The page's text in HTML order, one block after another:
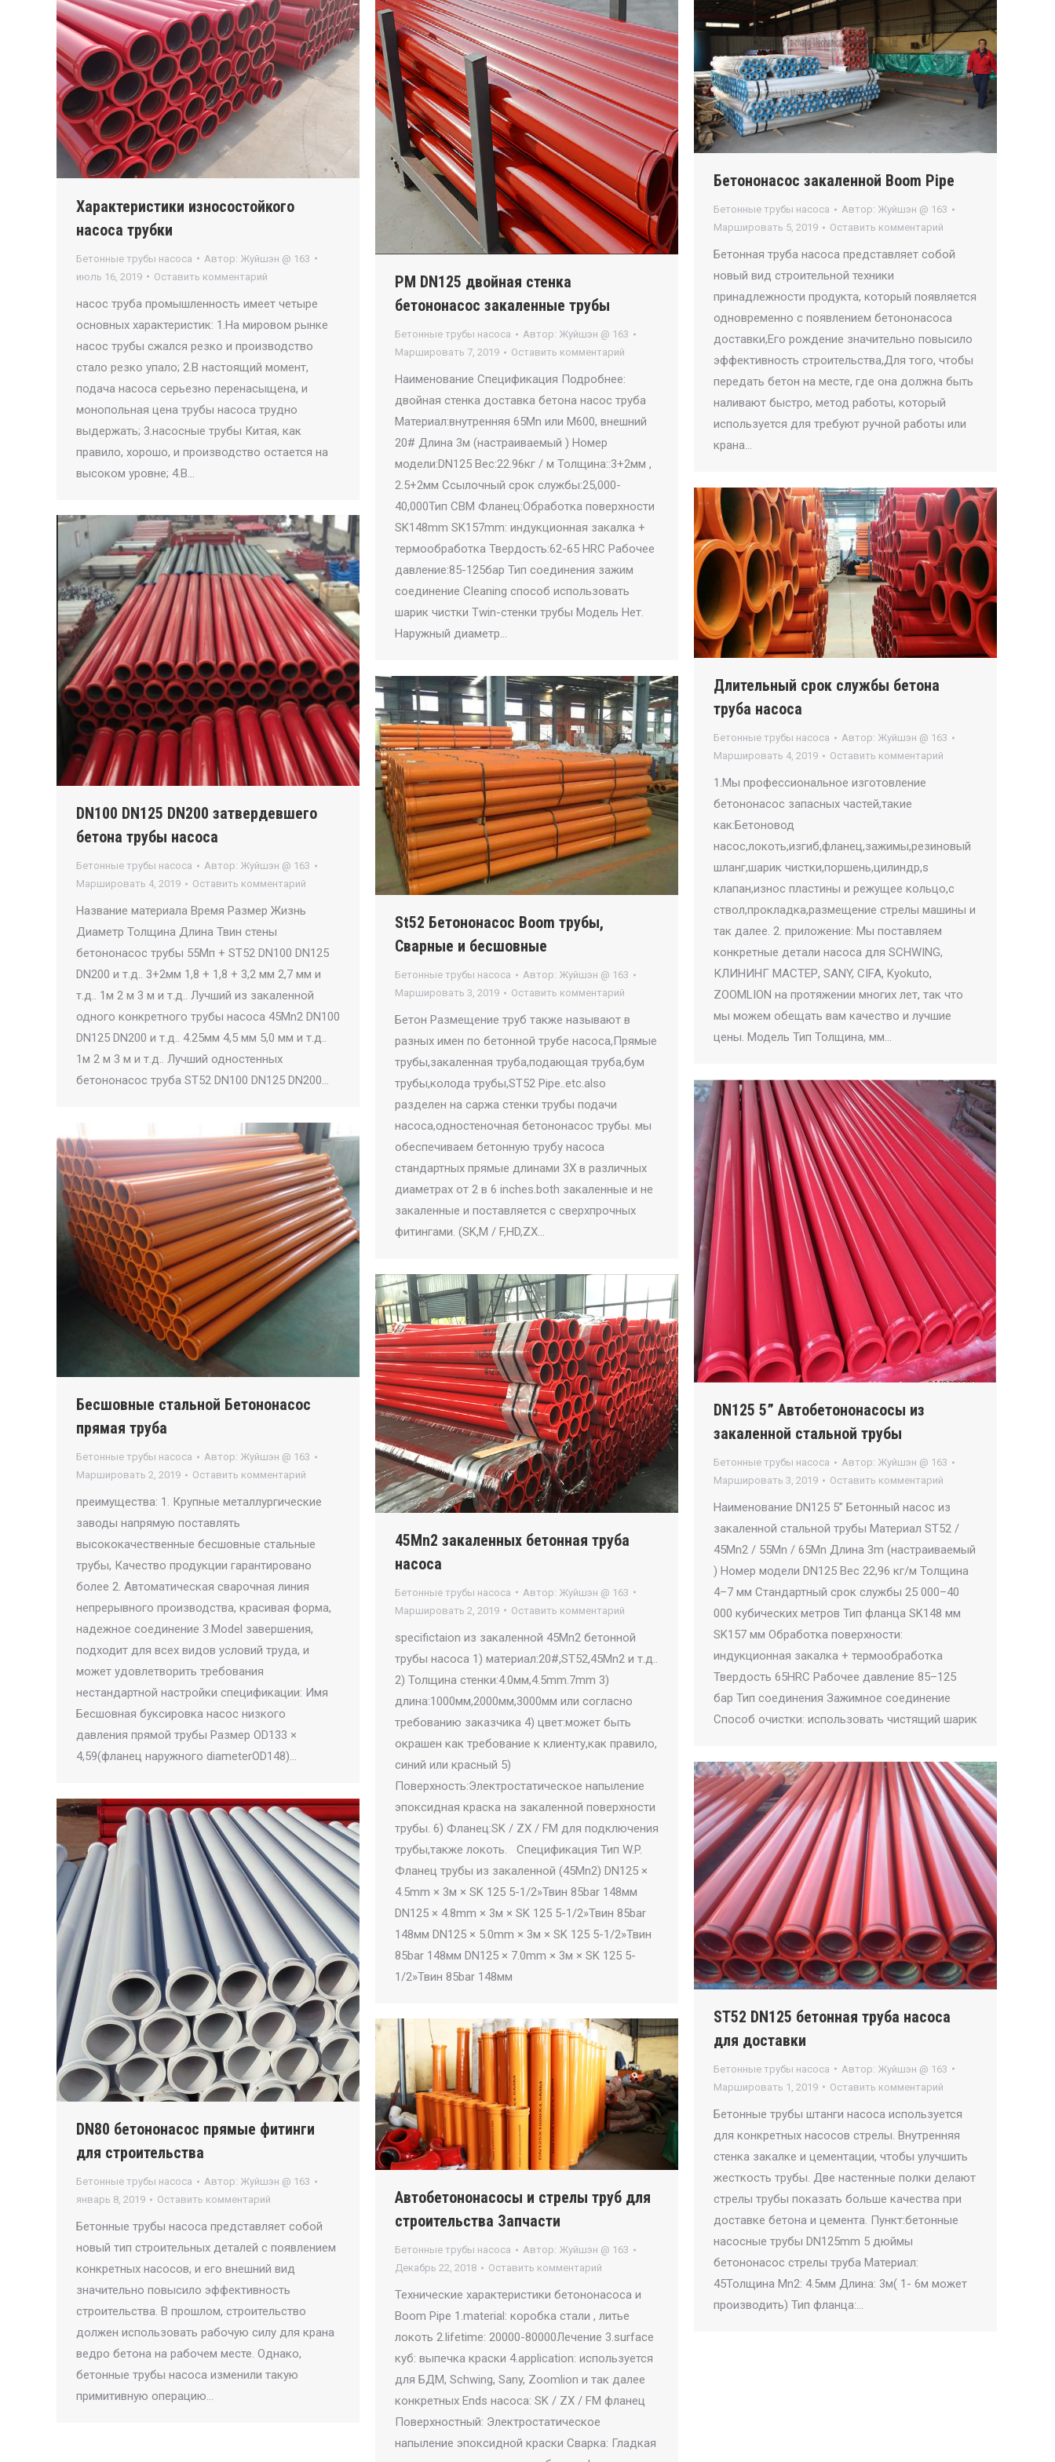
Характеристики износостойкого
насоса трубки
Бетонные трубы насоса Автор: Жуйшэн @ 163
июль 16, 2019
Оставить комментарий
насос труба промышленность имеет четыре
основных характеристик: 1.На мировом рынке
насос трубы сжался резко и производство
стало резко упало; 2.В настоящий момент,
подача насоса серьезно перенасыщена, и
монопольная цена трубы насоса трудно
выдержать; 3.насосные трубы Китая, как
правило, хорошо, и производство остается на
высоком уровне; 4.В…
PM DN125 двойная стенка
бетононасос закаленные трубы
Бетонные трубы насоса Автор: Жуйшэн @ 163
Маршировать 7, 2019
Оставить комментарий
Наименование Спецификация Подробнее:
двойная стенка доставка бетона насос труба
Материал:внутренняя 65Mn или М600, внешний
20# Длина 3м (настраиваемый ) Номер
модели:DN125 Вес:22.96кг / м Толщина::3+2мм ,
2.5+2мм Ссылочный срок службы:25,000-
40,000Тип CBM Фланец:Обработка поверхности
SK148mm SK157mm: индукционная закалка +
термообработка Твердость:62-65 HRC Рабочее
давление:85-125бар Тип соединения зажим
соединение Cleaning способ использовать
шарик чистки Twin-стенки трубы Модель Нет.
Наружный диаметр…
Бетононасос закаленной Boom Pipe
Бетонные трубы насоса Автор: Жуйшэн @ 163
Маршировать 5, 2019
Оставить комментарий
Бетонная труба насоса представляет собой
новый вид строительной техники
принадлежности продукта, который появляется
одновременно с появлением бетононасоса
доставки,Его рождение значительно повысило
эффективность строительства,Для того, чтобы
передать бетон на месте, где она должна быть
наливают быстро, метод работы, который
используется для требуют ручной работы или
крана…
Длительный срок службы бетона
труба насоса
Бетонные трубы насоса Автор: Жуйшэн @ 163
Маршировать 4, 2019
Оставить комментарий
1.Мы профессиональное изготовление
бетононасос запасных частей,такие
как:Бетоновод
насос,локоть,изгиб,фланец,зажимы,резиновый
шланг,шарик чистки,поршень,цилиндр,s
клапан,износ пластины и режущее кольцо,с
ствол,прокладка,размещение стрелы машины и
так далее. 2. приложение: Мы поставляем
конкретные детали насоса для SCHWING,
КЛИНИНГ МАСТЕР, SANY, CIFA, Kyokuto,
ZOOMLION на протяжении многих лет, так что
мы можем обещать вам качество и лучшие
цены. Модель Тип Толщина, мм…
DN100 DN125 DN200 затвердевшего
бетона трубы насоса
Бетонные трубы насоса Автор: Жуйшэн @ 163
Маршировать 4, 2019
Оставить комментарий
Название материала Время Размер Жизнь
Диаметр Толщина Длина Твин стены
бетононасос трубы 55Мп + ST52 DN100 DN125
DN200 и т.д.. 3+2мм 1,8 + 1,8 + 3,2 мм 2,7 мм и
т.д.. 1м 2 м 3 м и т.д.. Лучший из закаленной
одного конкретного трубы насоса 45Mn2 DN100
DN125 DN200 и т.д.. 4.25мм 4,5 мм 5,0 мм и т.д..
1м 2 м 3 м и т.д.. Лучший одностенных
бетононасос труба ST52 DN100 DN125 DN200…
St52 Бетононасос Boom трубы,
Сварные и бесшовные
Бетонные трубы насоса Автор: Жуйшэн @ 163
Маршировать 3, 2019
Оставить комментарий
Бетон Размещение труб также называют в
разных имен по бетонной трубе насоса,Прямые
трубы,закаленная труба,подающая труба,бум
трубы,колода трубы,ST52 Pipe..etc.also
разделен на саржа стенки трубы подачи
насоса,одностеночная бетононасос трубы. мы
обеспечиваем бетонную трубу насоса
стандартных прямые длинами 3Х в различных
диаметрах от 2 в 6 inches.both закаленные и не
закаленные и поставляется с сверхпрочных
фитингами. (SK,M / F,HD,ZX…
DN125 5” Автобетононасосы из
закаленной стальной трубы
Бетонные трубы насоса Автор: Жуйшэн @ 163
Маршировать 3, 2019
Оставить комментарий
Наименование DN125 5” Бетонный насос из
закаленной стальной трубы Материал ST52 /
45Mn2 / 55Mn / 65Mn Длина 3m (настраиваемый
) Номер модели DN125 Вес 22,96 кг/м Толщина
4–7 мм Стандартный срок службы 25 000–40
000 кубических метров Тип фланца SK148 мм
SK157 мм Обработка поверхности:
индукционная закалка + термообработка
Твердость 65HRC Рабочее давление 85–125
бар Тип соединения Зажимное соединение
Способ очистки: использовать чистящий шарик
Бесшовные стальной Бетононасос
прямая труба
Бетонные трубы насоса Автор: Жуйшэн @ 163
Маршировать 2, 2019
Оставить комментарий
преимущества: 1. Крупные металлургические
заводы напрямую поставлять
высококачественные бесшовные стальные
трубы, Качество продукции гарантировано
более 2. Автоматическая сварочная линия
непрерывного производства, красивая форма,
надежное соединение 3.Model завершения,
подходит для всех видов условий труда, и
может удовлетворить требования
нестандартной настройки спецификации: Имя
Бесшовная буксировка насос низкого
давления прямой трубы Размер OD133 ×
4,59(фланец наружного diameterOD148)…
45Mn2 закаленных бетонная труба
насоса
Бетонные трубы насоса Автор: Жуйшэн @ 163
Маршировать 2, 2019
Оставить комментарий
specifictaion из закаленной 45Mn2 бетонной
трубы насоса 1) материал:20#,ST52,45Mn2 и т.д..
2) Толщина стенки:4.0мм,4.5mm.7mm 3)
длина:1000мм,2000мм,3000мм или согласно
требованию заказчика 4) цвет:может быть
окрашен как требование к клиенту,как правило,
синий или красный 5)
Поверхность:Электростатическое напыление
эпоксидная краска на закаленной поверхности
трубы. 6) Фланец:SK / ZX / FM для подключения
трубы,также локоть. Спецификация Тип W.P.
Фланец трубы из закаленной (45Mn2) DN125 ×
4.5mm × 3м × SK 125 5-1/2»Твин 85bar 148мм
DN125 × 4.8mm × 3м × SK 125 5-1/2»Твин 85bar
148мм DN125 × 5.0mm × 3м × SK 125 5-1/2»Твин
85bar 148мм DN125 × 7.0mm × 3м × SK 125 5-
1/2»Твин 85bar 148мм
ST52 DN125 бетонная труба насоса
для доставки
Бетонные трубы насоса Автор: Жуйшэн @ 163
Маршировать 1, 2019
Оставить комментарий
Бетонные трубы штанги насоса используется
для конкретных насосов стрелы. Внутренняя
стенка закалке и цементации, чтобы улучшить
жесткость трубы. Две настенные полки делают
стрелы трубы показать больше качества при
доставке бетона и цемента. Пункт:бетонные
насосные трубы DN125mm 5 дюймы
бетононасос стрелы труба Материал:
45Толщина Mn2: 4.5мм Длина: 3м( 1- 6м может
производить) Тип фланца:…
DN80 бетононасос прямые фитинги
для строительства
Бетонные трубы насоса Автор: Жуйшэн @ 163
январь 8, 2019
Оставить комментарий
Бетонные трубы насоса представляет собой
новый тип строительных деталей с появлением
конкретных насосов, и его внешний вид
значительно повысило эффективность
строительства. В прошлом, строительство
должен использовать рабочую силу для крана
ведро бетона на рабочем месте. Однако,
бетонные трубы насоса изменили такую ​​
примитивную операцию…
Автобетононасосы и стрелы труб для
строительства Запчасти
Бетонные трубы насоса Автор: Жуйшэн @ 163
Декабрь 22, 2018
Оставить комментарий
Технические характеристики бетононасоса и
Boom Pipe 1.material: коробка стали , литье
локоть 2.lifetime: 20000-80000Лечение 3.surface
куб: выпечка краски 4.application: используется
для БДМ, Schwing, Sany, Zoomlion и так далее
конкретных Ends насоса: SK / ZX / FM фланец
Поверхностный: Электростатическое
напыление эпоксидной краски Сварка: Гладкая